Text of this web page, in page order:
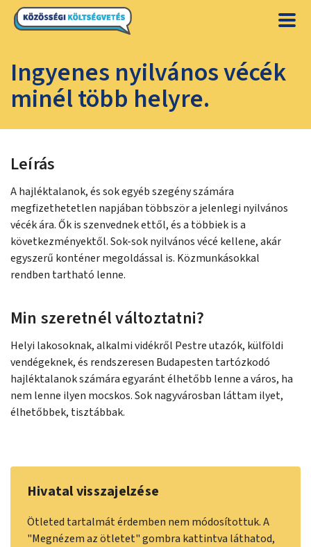
Ingyenes nyilvános vécék
minél több helyre.
Leírás
A hajléktalanok, és sok egyéb szegény számára
megfizethetetlen napjában többször a jelenlegi nyilvános
vécék ára. Ők is szenvednek ettől, és a többiek is a
következményektől. Sok-sok nyilvános vécé kellene, akár
egyszerű konténer megoldással is. Közmunkásokkal
rendben tartható lenne.
Min szeretnél változtatni?
Helyi lakosoknak, alkalmi vidékről Pestre utazók, külföldi
vendégeknek, és rendszeresen Budapesten tartózkodó
hajléktalanok számára egyaránt élhetőbb lenne a város, ha
nem lenne ilyen mocskos. Sok nagyvárosban láttam ilyet,
élhetőbbek, tisztábbak.
Hivatal visszajelzése
Ötleted tartalmát érdemben nem módosítottuk. A
"Megnézem az ötletet" gombra kattintva láthatod,